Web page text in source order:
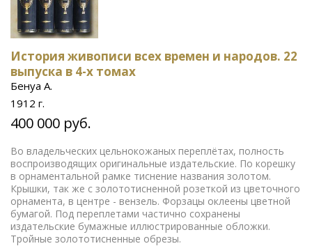
История живописи всех времен и народов. 22
выпуска в 4-х томах
Бенуа А.
1912 г.
400 000 руб.
Во владельческих цельнокожаных переплётах, полность
воспроизводящих оригинальные издательские. По корешку
в орнаментальной рамке тиснение названия золотом.
Крышки, так же с золототисненной розеткой из цветочного
орнамента, в центре - вензель. Форзацы оклеены цветной
бумагой. Под переплетами частично сохранены
издательские бумажные иллюстрированные обложки.
Тройные золототисненные обрезы.